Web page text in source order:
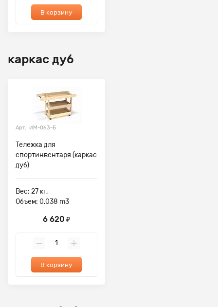
В корзину
каркас дуб
Арт.: ИМ-063-Б
Тележка для
спортинвентаря (каркас
дуб)
Вес: 27 кг,
Объем: 0.038 m3
6 620 ₽
В корзину